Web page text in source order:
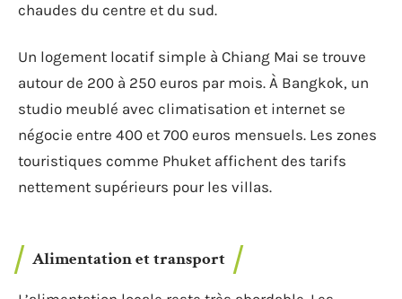
chaudes du centre et du sud.
Un logement locatif simple à Chiang Mai se trouve
autour de 200 à 250 euros par mois. À Bangkok, un
studio meublé avec climatisation et internet se
négocie entre 400 et 700 euros mensuels. Les zones
touristiques comme Phuket affichent des tarifs
nettement supérieurs pour les villas.
Alimentation et transport